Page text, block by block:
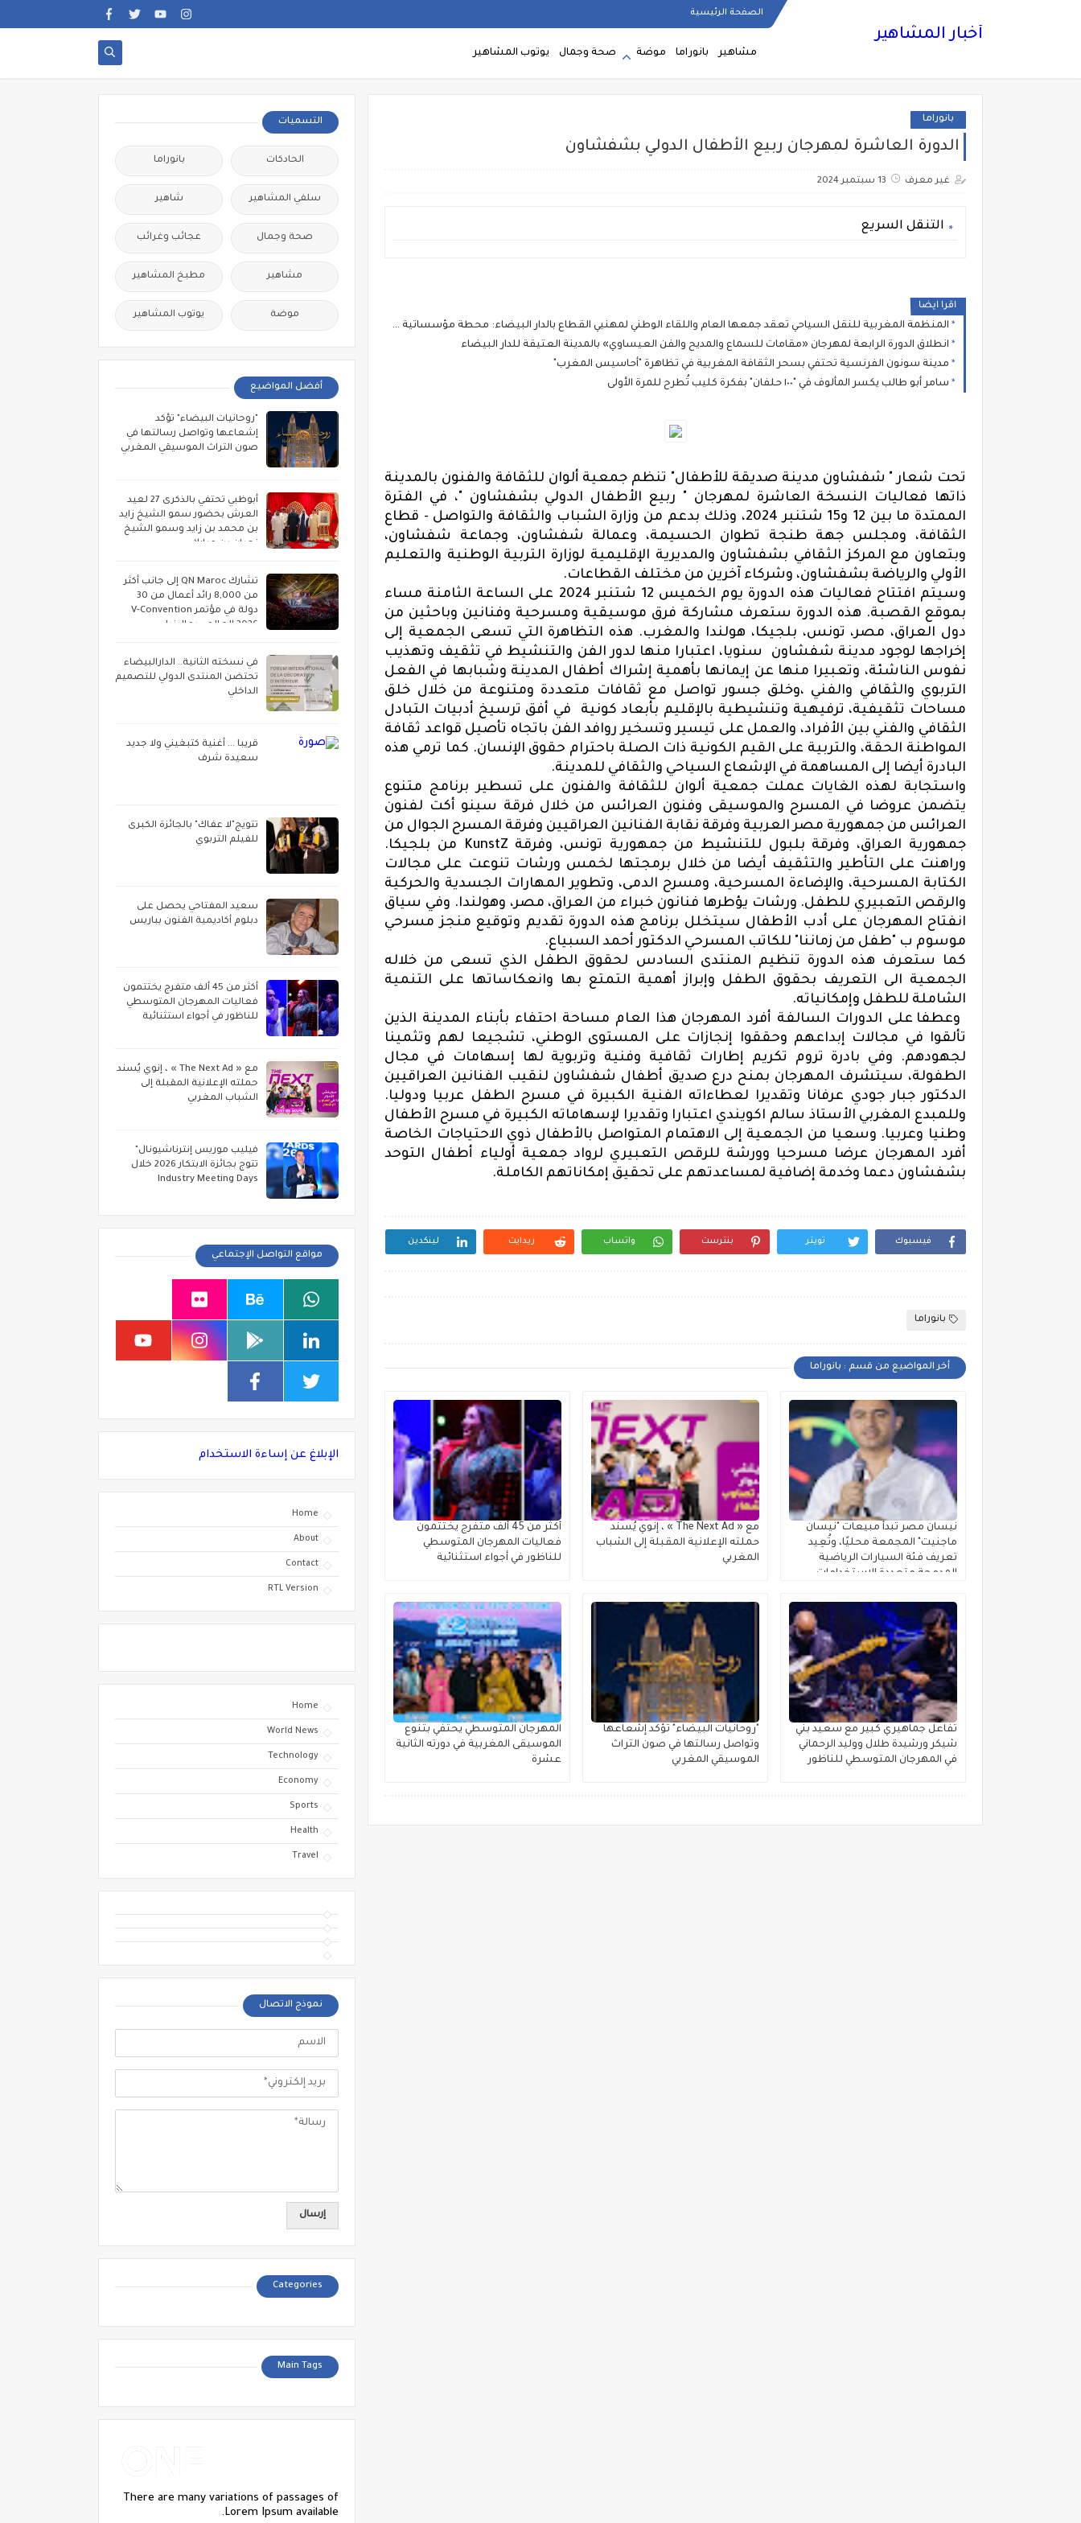
الصفحة الرئيسية
أخبار المشاهير
مشاهير بانوراما موضة صحة وجمال يوتوب المشاهير
بانوراما
الدورة العاشرة لمهرجان ربيع الأطفال الدولي بشفشاون
غير معرف 13 سبتمبر 2024
التنقل السريع
اقرا ايضا
المنظمة المغربية للنقل السياحي تعقد جمعها العام واللقاء الوطني لمهنيي القطاع بالدار البيضاء: محطة مؤسساتية لتقوية الحوار وتثمين دور النقل السياحي في التنمية
انطلاق الدورة الرابعة لمهرجان «مقامات للسماع والمديح والفن العيساوي» بالمدينة العتيقة للدار البيضاء
مدينة سونون الفرنسية تحتفي بسحر الثقافة المغربية في تظاهرة "أحاسيس المغرب"
سامر أبو طالب يكسر المألوف في "١٠٠ حلفان" بفكرة كليب تُطرح للمرة الأولى
تحت شعار " شفشاون مدينة صديقة للأطفال" تنظم جمعية ألوان للثقافة والفنون بالمدينة
ذاتها فعاليات النسخة العاشرة لمهرجان " ربيع الأطفال الدولي بشفشاون "، في الفترة
الممتدة ما بين 12 و15 شتنبر 2024، وذلك بدعم من وزارة الشباب والثقافة والتواصل - قطاع
الثقافة، ومجلس جهة طنجة تطوان الحسيمة، وعمالة شفشاون، وجماعة شفشاون،
وبتعاون مع المركز الثقافي بشفشاون والمديرية الإقليمية لوزارة التربية الوطنية والتعليم
الأولي والرياضة بشفشاون، وشركاء آخرين من مختلف القطاعات.
وسيتم افتتاح فعاليات هذه الدورة يوم الخميس 12 شتنبر 2024 على الساعة الثامنة مساء
بموقع القصبة. هذه الدورة ستعرف مشاركة فرق موسيقية ومسرحية وفنانين وباحثين من
دول العراق، مصر، تونس، بلجيكا، هولندا والمغرب. هذه التظاهرة التي تسعى الجمعية إلى
إخراجها لوجود مدينة شفشاون
سنويا، اعتبارا منها لدور الفن والتنشيط في تثقيف وتهذيب
نفوس الناشئة، وتعبيرا منها عن إيمانها بأهمية إشراك أطفال المدينة وشبابها في الفعل
التربوي والثقافي والفني ،وخلق جسور تواصل مع ثقافات متعددة ومتنوعة من خلال خلق
مساحات تثقيفية، ترفيهية وتنشيطية بالإقليم بأبعاد كونية
في أفق ترسيخ أدبيات التبادل
الثقافي والفني بين الأفراد، والعمل على تيسير وتسخير روافد الفن باتجاه تأصيل قواعد ثقافة
المواطنة الحقة، والتربية على القيم الكونية ذات الصلة باحترام حقوق الإنسان. كما ترمي هذه
البادرة أيضا إلى المساهمة في الإشعاع السياحي والثقافي للمدينة.
واستجابة لهذه الغايات عملتجمعية ألوان للثقافة والفنون على تسطير برنامج متنوع
يتضمن عروضا في المسرح والموسيقى وفنون العرائس من خلال فرقة سينو أكت لفنون
العرائس من جمهورية مصر العربية وفرقة نقابة الفنانين العراقيين وفرقة المسرح الجوال من
جمهورية العراق، وفرقة بلبول للتنشيط من جمهورية تونس، وفرقة KunstZ
من بلجيكا.
وراهنت على التأطير والتثقيف أيضا من خلال برمجتها لخمس ورشات تنوعت على مجالات
الكتابة المسرحية، والإضاءة المسرحية، ومسرح الدمى، وتطوير المهارات الجسدية والحركية
والرقص التعبيري للطفل. ورشات يؤطرها فنانون خبراء من العراق، مصر، وهولندا. وفي سياق
انفتاح المهرجان على أدب الأطفال سيتخلل برنامج هذه الدورة تقديم وتوقيع منجز مسرحي
موسوم ب "طفل من زماننا" للكاتب المسرحي الدكتور أحمد السبياع.
كما ستعرف هذه الدورة تنظيم المنتدى السادس لحقوق الطفل الذي تسعى من خلاله
الجمعية الى التعريف بحقوق الطفل وإبراز أهمية التمتع بها وانعكاساتها على التنمية
الشاملة للطفل وإمكانياته.
وعطفا على الدورات السالفة أفرد المهرجان هذا العام مساحة احتفاء بأبناء المدينة الذين
تألقوا في مجالات إبداعهم وحققوا إنجازات على المستوى الوطني، تشجيعا لهم وتثمينا
لجهودهم.
وفي بادرة تروم تكريم إطارات ثقافية وفنية وتربوية لها إسهامات
في مجال
الطفولة، سيتشرف المهرجان بمنح درع صديق أطفال شفشاون لنقيب الفنانين العراقيين
الدكتور جبار جودي عرفانا وتقديرا لعطاءاته الفنية الكبيرة في مسرح الطفل عربيا ودوليا.
وللمبدع المغربي الأستاذ سالم اكويندي اعتبارا وتقديرا لإسهاماته الكبيرة في مسرح الأطفال
وطنيا وعربيا. وسعيا من الجمعية إلى الاهتمام المتواصل بالأطفال ذوي الاحتياجات الخاصة
أفرد المهرجان عرضا مسرحيا وورشة للرقص التعبيري لرواد جمعية أولياء أطفال التوحد
بشفشاون دعما وخدمة إضافية لمساعدتهم على تحقيق إمكاناتهم الكاملة.
فيسبوك تويتر بنترست واتساب ريدايت لينكدين
بانوراما
أخر المواضيع من قسم : بانوراما
نيسان مصر تبدأ مبيعات "نيسان
ماجنيت" المجمعة محليًا، وتُعِيد
تعريف فئة السيارات الرياضية
المدمجة متعددة الاستخدامات
مع « The Next Ad » ، إنوي يُسند
حملته الإعلانية المقبلة إلى الشباب
المغربي
أكثر من 45 ألف متفرج يختتمون
فعاليات المهرجان المتوسطي
للناظور في أجواء استثنائية
تفاعل جماهيري كبير مع سعيد بني
شيكر ورشيدة طلال ووليد الرحماني
في المهرجان المتوسطي للناظور
"روحانيات البيضاء" تؤكد إشعاعها
وتواصل رسالتها في صون التراث
الموسيقي المغربي
المهرجان المتوسطي يحتفي بتنوع
الموسيقى المغربية في دورته الثانية
عشرة
التسميات
الحادكات بانوراما
سلفي المشاهير شاهير
صحة وجمال عجائب وغرائب
مشاهير مطبخ المشاهير
موضة يوتوب المشاهير
أفضل المواضيع
"روحانيات البيضاء" تؤكد
إشعاعها وتواصل رسالتها في
صون التراث الموسيقي المغربي
أبوظبي تحتفي بالذكرى 27 لعيد
العرش بحضور سمو الشيخ زايد
بن محمد بن زايد وسمو الشيخ
نهيان بن مبارك
تشارك QN Maroc إلى جانب أكثر
من 8,000 رائد أعمال من 30
دولة في مؤتمر V-Convention
2026 العالمي بماليزيا
في نسخته الثانية.. الدارالبيضاء
تحتضن المنتدى الدولي للتصميم
الداخلي
قريبا ... أغنية كتبغيني ولا جديد
سعيدة شرف
تتويج"لا عفاك" بالجائزة الكبرى
للفيلم التربوي
سعيد المفتاحي يحصل على
دبلوم أكاديمية الفنون بباريس
أكثر من 45 ألف متفرج يختتمون
فعاليات المهرجان المتوسطي
للناظور في أجواء استثنائية
مع « The Next Ad » ، إنوي يُسند
حملته الإعلانية المقبلة إلى
الشباب المغربي
فيليب موريس إنترناشيونال"
تتوج بجائزة الابتكار 2026 خلال
Industry Meeting Days
مواقع التواصل الإجتماعي
الإبلاغ عن إساءة الاستخدام
Home
About
Contact
RTL Version
Home
World News
Technology
Economy
Sports
Health
Travel
نموذج الاتصال
Categories
Main Tags
There are many variations of passages of
Lorem Ipsum available.